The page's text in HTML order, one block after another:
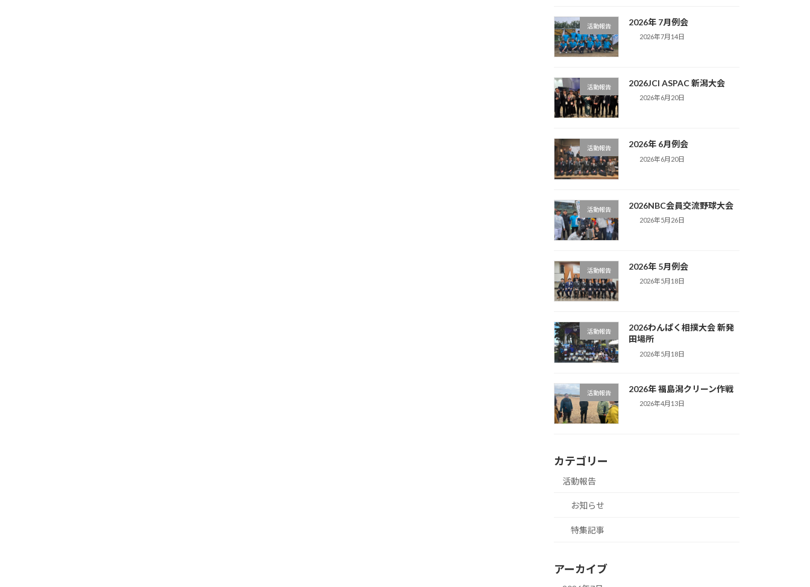
活動報告 2026年 7月例会
2026年7月14日
活動報告 2026JCI ASPAC 新潟大会
2026年6月20日
活動報告 2026年 6月例会
2026年6月20日
活動報告 2026NBC会員交流野球大会
2026年5月26日
活動報告 2026年 5月例会
2026年5月18日
活動報告
2026わんぱく相撲大会 新発
田場所
2026年5月18日
活動報告 2026年 福島潟クリーン作戦
2026年4月13日
カテゴリー
活動報告
お知らせ
特集記事
アーカイブ